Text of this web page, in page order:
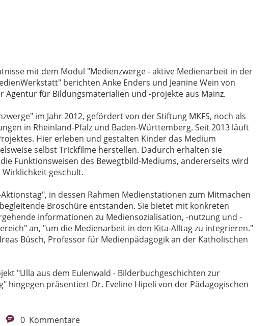
mit dem Modul "Medienzwerge - aktive Medienarbeit in der
berichten Anke Enders und Jeanine Wein von
Agentur für Bildungsmaterialien und -projekte aus Mainz.
im Jahr 2012, gefördert von der Stiftung MKFS, noch als
in Rheinland-Pfalz und Baden-Württemberg. Seit 2013 läuft
Hier erleben und gestalten Kinder das Medium
selbst Trickfilme herstellen. Dadurch erhalten sie
Funktionsweisen des Bewegtbild-Mediums, andererseits wird
geschult.
in dessen Rahmen Medienstationen zum Mitmachen
Broschüre entstanden. Sie bietet mit konkreten
Informationen zu Mediensozialisation, -nutzung und -
an, "um die Medienarbeit in den Kita-Alltag zu integrieren."
Büsch, Professor für Medienpädagogik an der Katholischen
"Ulla aus dem Eulenwald - Bilderbuchgeschichten zur
hingegen präsentiert Dr. Eveline Hipeli von der Pädagogischen
0 Kommentare